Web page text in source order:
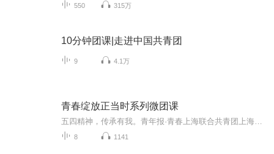
550 315万
10分钟团课|走进中国共青团
9 4.1万
青春绽放正当时系列微团课
8 1141